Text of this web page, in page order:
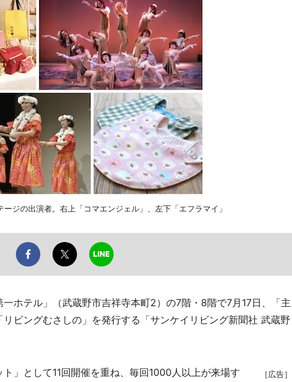
ジの出演者。右上「コマエンジェル」、左下「エフラマイ」
ホテル」（武蔵野市吉祥寺本町2）の7階・8階で7月17日、「主
ビングむさしの」を発行する「サンケイリビング新聞社 武蔵野
［広告］
」として11回開催を重ね、毎回1000人以上が来場す